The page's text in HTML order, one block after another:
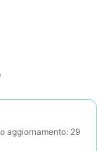
aggiornamento: 29